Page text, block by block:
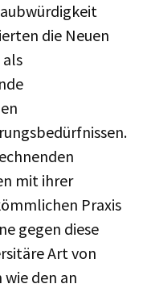
die Neuen
als
mit ihrer
Praxis
gegen diese
Art von
wie den an